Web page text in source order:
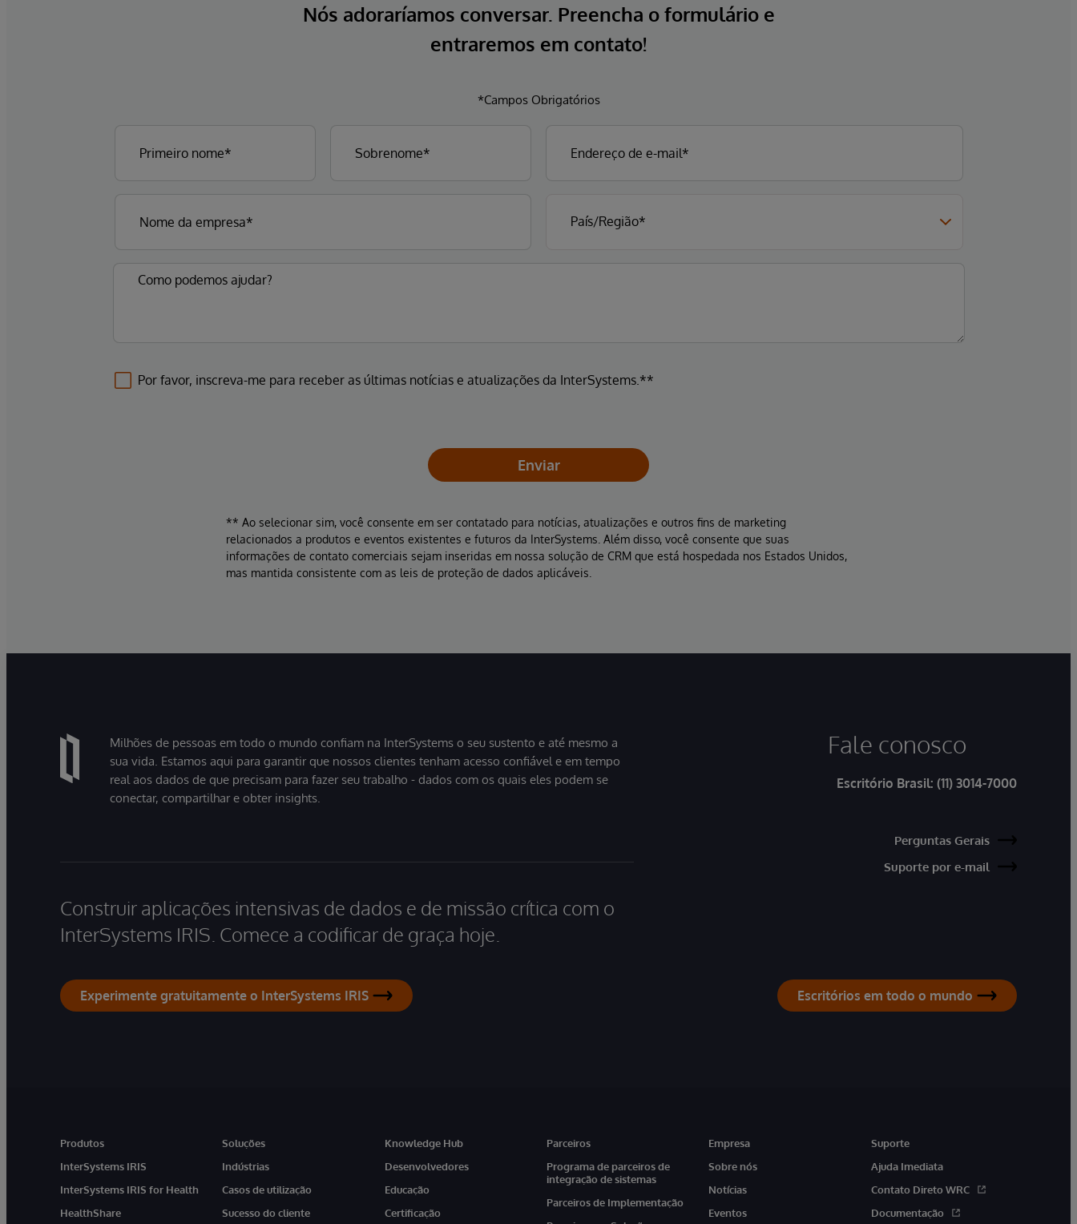
Nós adoraríamos conversar. Preencha o formulário e
entraremos em contato!
*Campos Obrigatórios
Por favor, inscreva-me para receber as últimas notícias e atualizações da InterSystems.**
Enviar
** Ao selecionar sim, você consente em ser contatado para notícias, atualizações e outros fins de marketing
relacionados a produtos e eventos existentes e futuros da InterSystems. Além disso, você consente que suas
informações de contato comerciais sejam inseridas em nossa solução de CRM que está hospedada nos Estados Unidos,
mas mantida consistente com as leis de proteção de dados aplicáveis.
Milhões de pessoas em todo o mundo confiam na InterSystems o seu sustento e até mesmo a
sua vida. Estamos aqui para garantir que nossos clientes tenham acesso confiável e em tempo
real aos dados de que precisam para fazer seu trabalho - dados com os quais eles podem se
conectar, compartilhar e obter insights.
Construir aplicações intensivas de dados e de missão crítica com o
InterSystems IRIS. Comece a codificar de graça hoje.
Experimente gratuitamente o InterSystems IRIS
Fale conosco
Escritório Brasil: (11) 3014-7000
Perguntas Gerais
Suporte por e-mail
Escritórios em todo o mundo
Produtos
InterSystems IRIS
InterSystems IRIS for Health
HealthShare
Soluções
Indústrias
Casos de utilização
Sucesso do cliente
Knowledge Hub
Desenvolvedores
Educação
Certificação
Parceiros
Programa de parceiros de
integração de sistemas
Parceiros de Implementação
Empresa
Sobre nós
Notícias
Eventos
Suporte
Ajuda Imediata
Contato Direto WRC
Documentação